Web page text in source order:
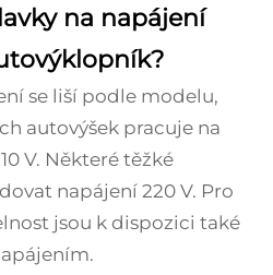
na napájení
se liší podle modelu,
autovýšek pracuje na
V. Některé těžké
napájení 220 V. Pro
jsou k dispozici také